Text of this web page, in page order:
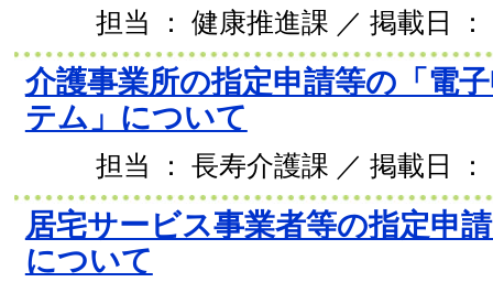
担当 ： 健康推進課 ／ 掲載日 ：
介護事業所の指定申請等の「電
テム」について
担当 ： 長寿介護課 ／ 掲載日 ：
居宅サービス事業者等の指定申
について